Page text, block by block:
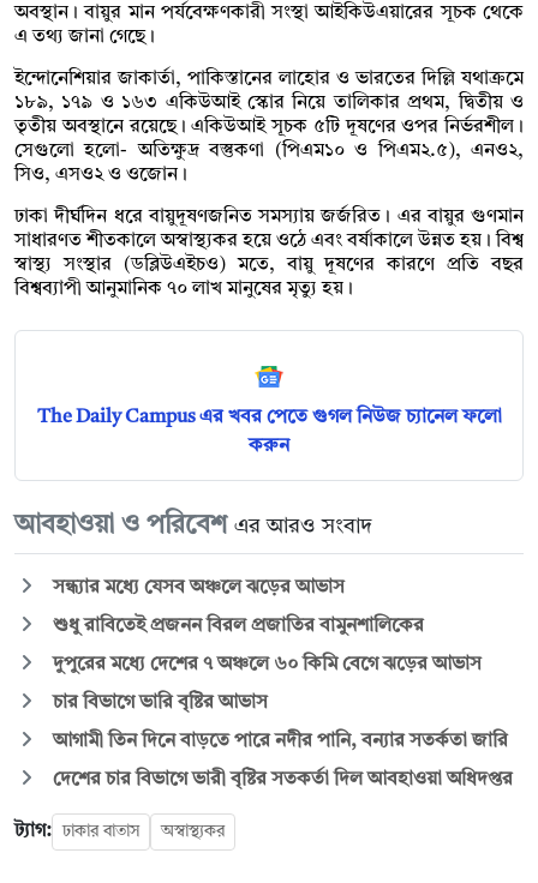
অবস্থান। বায়ুর মান পর্যবেক্ষণকারী সংস্থা আইকিউএয়ারের সূচক থেকে
এ তথ্য জানা গেছে।
ইন্দোনেশিয়ার জাকার্তা, পাকিস্তানের লাহোর ও ভারতের দিল্লি যথাক্রমে
১৮৯, ১৭৯ ও ১৬৩ একিউআই স্কোর নিয়ে তালিকার প্রথম, দ্বিতীয় ও
তৃতীয় অবস্থানে রয়েছে। একিউআই সূচক ৫টি দূষণের ওপর নির্ভরশীল।
সেগুলো হলো- অতিক্ষুদ্র বস্তুকণা (পিএম১০ ও পিএম২.৫), এনও২,
সিও, এসও২ ও ওজোন।
ঢাকা দীর্ঘদিন ধরে বায়ুদূষণজনিত সমস্যায় জর্জরিত। এর বায়ুর গুণমান
সাধারণত শীতকালে অস্বাস্থ্যকর হয়ে ওঠে এবং বর্ষাকালে উন্নত হয়। বিশ্ব
স্বাস্থ্য সংস্থার (ডব্লিউএইচও) মতে, বায়ু দূষণের কারণে প্রতি বছর
বিশ্বব্যাপী আনুমানিক ৭০ লাখ মানুষের মৃত্যু হয়।
The Daily Campus এর খবর পেতে গুগল নিউজ চ্যানেল ফলো
করুন
আবহাওয়া ও পরিবেশ এর আরও সংবাদ
সন্ধ্যার মধ্যে যেসব অঞ্চলে ঝড়ের আভাস
শুধু রাবিতেই প্রজনন বিরল প্রজাতির বামুনশালিকের
দুপুরের মধ্যে দেশের ৭ অঞ্চলে ৬০ কিমি বেগে ঝড়ের আভাস
চার বিভাগে ভারি বৃষ্টির আভাস
আগামী তিন দিনে বাড়তে পারে নদীর পানি, বন্যার সতর্কতা জারি
দেশের চার বিভাগে ভারী বৃষ্টির সতকর্তা দিল আবহাওয়া অধিদপ্তর
ট্যাগ: ঢাকার বাতাস অস্বাস্থ্যকর